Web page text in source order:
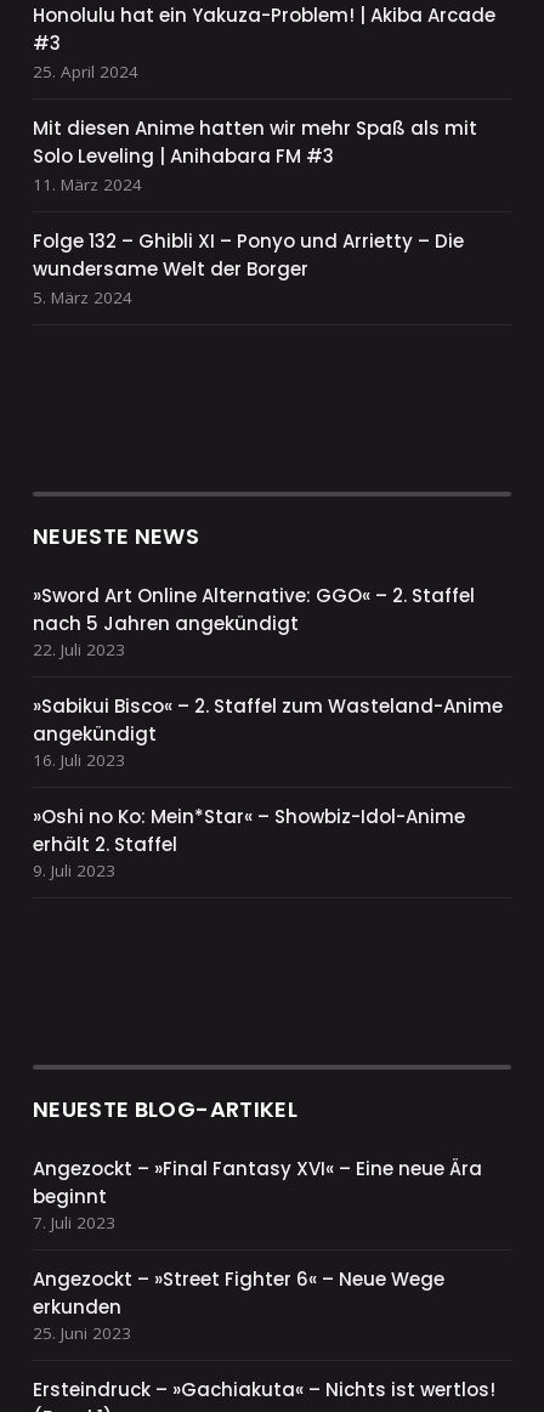
Honolulu hat ein Yakuza-Problem! | Akiba Arcade
#3
25. April 2024
Mit diesen Anime hatten wir mehr Spaß als mit
Solo Leveling | Anihabara FM #3
11. März 2024
Folge 132 – Ghibli XI – Ponyo und Arrietty – Die
wundersame Welt der Borger
5. März 2024
NEUESTE NEWS
»Sword Art Online Alternative: GGO« – 2. Staffel
nach 5 Jahren angekündigt
22. Juli 2023
»Sabikui Bisco« – 2. Staffel zum Wasteland-Anime
angekündigt
16. Juli 2023
»Oshi no Ko: Mein*Star« – Showbiz-Idol-Anime
erhält 2. Staffel
9. Juli 2023
NEUESTE BLOG-ARTIKEL
Angezockt – »Final Fantasy XVI« – Eine neue Ära
beginnt
7. Juli 2023
Angezockt – »Street Fighter 6« – Neue Wege
erkunden
25. Juni 2023
Ersteindruck – »Gachiakuta« – Nichts ist wertlos!